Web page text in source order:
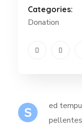
S
ed
Categories:
Donation